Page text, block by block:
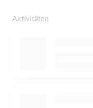
Aktivitäten